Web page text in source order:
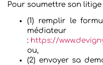
Pour soumettre son
(1) remplir le
médiateur
: https://
ou,
(2) envoyer sa